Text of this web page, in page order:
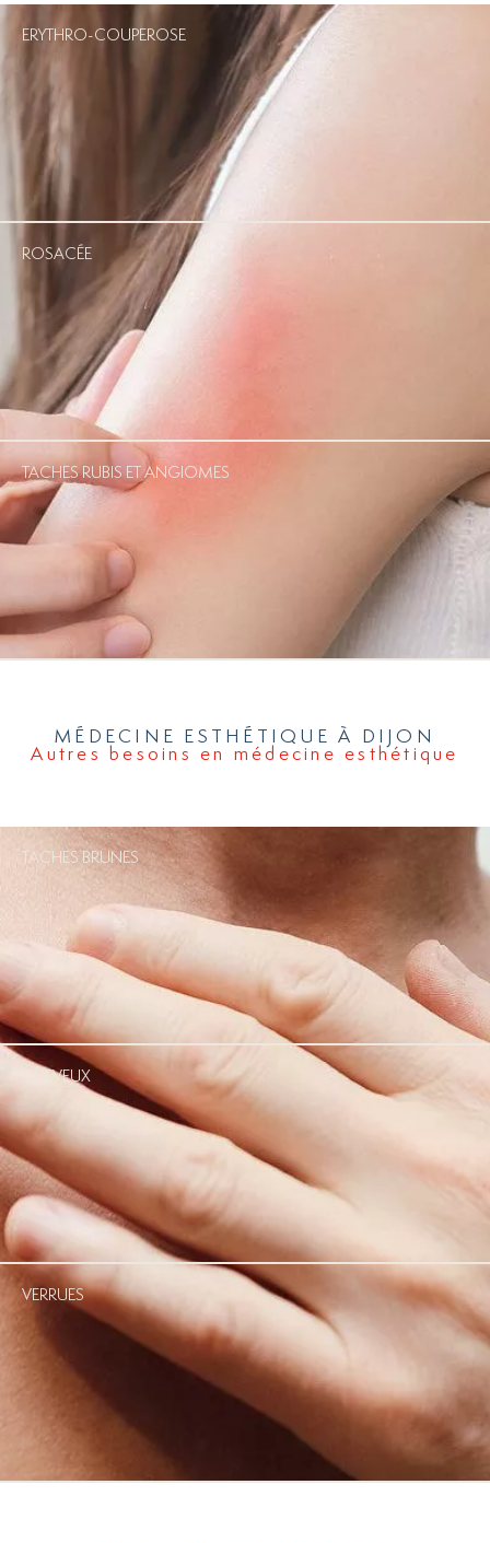
ERYTHRO-COUPEROSE
ROSACÉE
TACHES RUBIS ET ANGIOMES
MÉDECINE ESTHÉTIQUE À DIJON
Autres besoins en médecine esthétique
TACHES BRUNES
CHEVEUX
VERRUES